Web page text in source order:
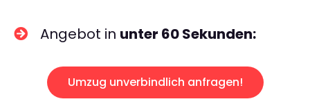
Angebot in unter 60 Sekunden:
Umzug unverbindlich anfragen!